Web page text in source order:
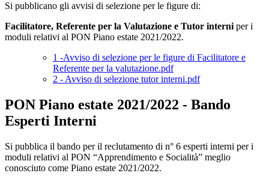
Si pubblicano gli avvisi di selezione per le figure di:
Facilitatore, Referente per la Valutazione e Tutor interni per i
moduli relativi al PON Piano estate 2021/2022.
1 -Avviso di selezione per le figure di Facilitatore e
Referente per la valutazione.pdf
2 - Avviso di selezione tutor interni.pdf
PON Piano estate 2021/2022 - Bando
Esperti Interni
Si pubblica il bando per il reclutamento di n° 6 esperti interni per i
moduli relativi al PON “Apprendimento e Socialità” meglio
conosciuto come Piano estate 2021/2022.